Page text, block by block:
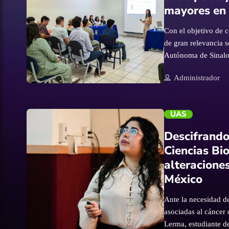
abarcan la
trending_flat
mayores
Con el objetivo de
de gran relevancia
Autónoma de
cuidadores
enfocado en
económica. La
quienes
cuidado informal
elaboró en una
Administrador
UAS
Ciencias
México
Ante la necesidad
asociadas al
Lerma, estudiante